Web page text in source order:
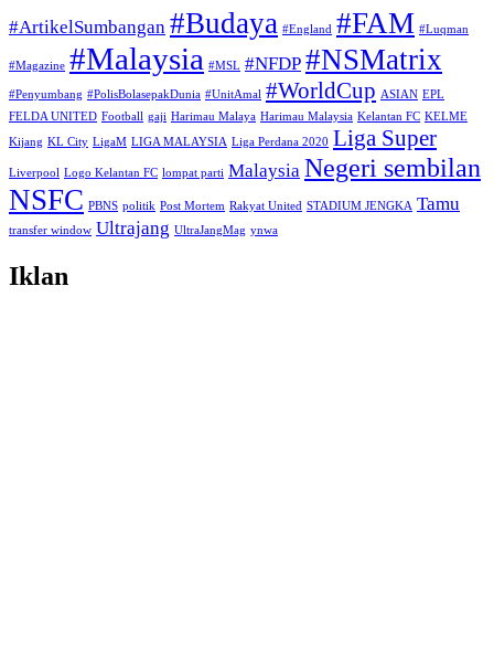
#ArtikelSumbangan #Budaya #England #FAM #Luqman
#Magazine #Malaysia #MSL #NFDP #NSMatrix
#Penyumbang #PolisBolasepakDunia #UnitAmal #WorldCup ASIAN EPL
FELDA UNITED Football gaji Harimau Malaya Harimau Malaysia Kelantan FC KELME
Kijang KL City LigaM LIGA MALAYSIA Liga Perdana 2020 Liga Super
Liverpool Logo Kelantan FC lompat parti Malaysia Negeri sembilan
NSFC PBNS politik Post Mortem Rakyat United STADIUM JENGKA Tamu
transfer window Ultrajang UltraJangMag ynwa
Iklan